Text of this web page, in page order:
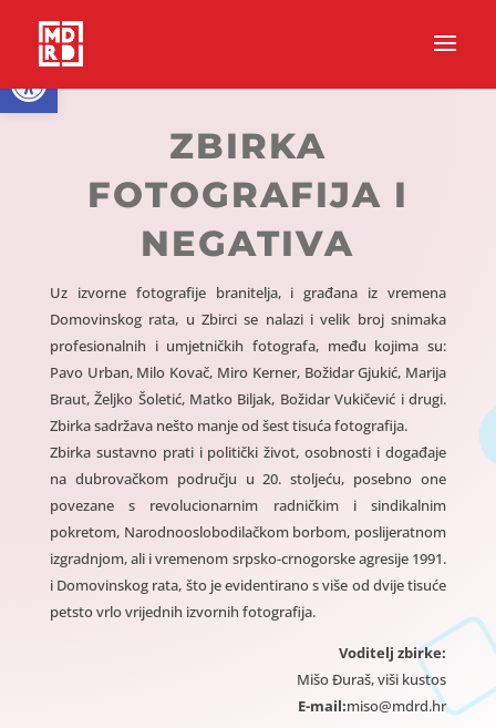
Open toolbar
ZBIRKA
FOTOGRAFIJA I
NEGATIVA
Uz izvorne fotografije branitelja, i građana iz vremena
Domovinskog rata, u Zbirci se nalazi i velik broj snimaka
profesionalnih i umjetničkih fotografa, među kojima su:
Pavo Urban, Milo Kovač, Miro Kerner, Božidar Gjukić, Marija
Braut, Željko Šoletić, Matko Biljak, Božidar Vukičević i drugi.
Zbirka sadržava nešto manje od šest tisuća fotografija.
Zbirka sustavno prati i politički život, osobnosti i događaje
na dubrovačkom području u 20. stoljeću, posebno one
povezane s revolucionarnim radničkim i sindikalnim
pokretom, Narodnooslobodilačkom borbom, poslijeratnom
izgradnjom, ali i vremenom srpsko-crnogorske agresije 1991.
i Domovinskog rata, što je evidentirano s više od dvije tisuće
petsto vrlo vrijednih izvornih fotografija.
Voditelj zbirke:
Mišo Đuraš, viši kustos
E-mail:miso@mdrd.hr